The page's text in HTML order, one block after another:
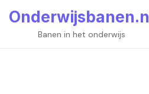
Banen in het onderwijs